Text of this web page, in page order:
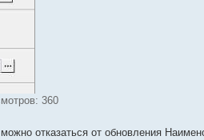
360
отказаться от обновления